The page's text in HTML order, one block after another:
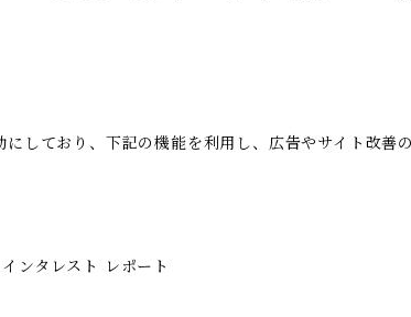
しており、下記の機能を利用し、広告やサイト
ンタレスト レポート